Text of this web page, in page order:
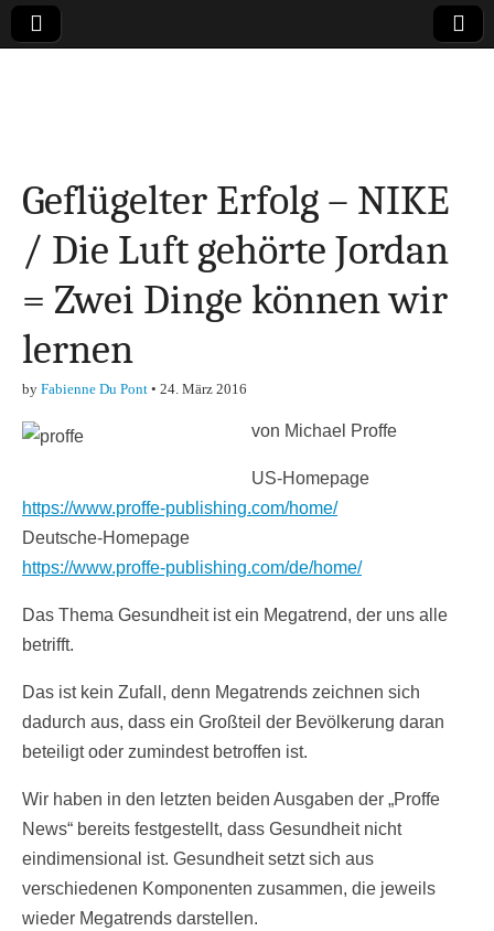
Finanzen,
Marketing-, Vertrieb-
& Investment-Tipps
Geflügelter Erfolg – NIKE
/ Die Luft gehörte Jordan
= Zwei Dinge können wir
lernen
by Fabienne Du Pont • 24. März 2016
von Michael Proffe
US-Homepage
https://www.proffe-publishing.com/home/
Deutsche-Homepage
https://www.proffe-publishing.com/de/home/
Das Thema Gesundheit ist ein Megatrend, der uns alle
betrifft.
Das ist kein Zufall, denn Megatrends zeichnen sich
dadurch aus, dass ein Großteil der Bevölkerung daran
beteiligt oder zumindest betroffen ist.
Wir haben in den letzten beiden Ausgaben der „Proffe
News“ bereits festgestellt, dass Gesundheit nicht
eindimensional ist. Gesundheit setzt sich aus
verschiedenen Komponenten zusammen, die jeweils
wieder Megatrends darstellen.